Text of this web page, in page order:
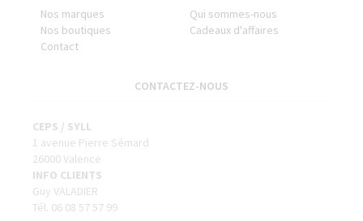
Nos marques
Qui sommes-nous
Nos boutiques
Cadeaux d'affaires
Contact
CONTACTEZ-NOUS
CEPS / SYLL
1 avenue Pierre Sémard
26000 Valence
INFO CLIENTS
Guy VALADIER
Tél. 06 08 57 57 99